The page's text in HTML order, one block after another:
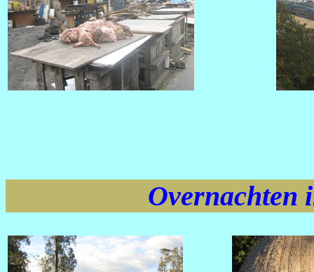
Overnachten